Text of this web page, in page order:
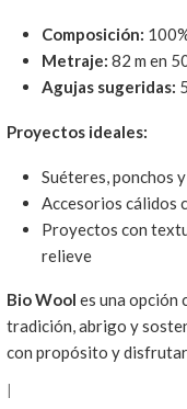
Composición:
Metraje: 82 m en
Agujas sugeridas:
Proyectos ideales:
Suéteres, ponchos
Accesorios cálidos
Proyectos con
relieve
Bio Wool es una opción
tradición, abrigo y
con propósito y